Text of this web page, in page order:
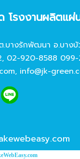
โรงงานผลิตแผ่
างรักพัฒนา อ.บางบั
, 02-920-8588
, info@jk-